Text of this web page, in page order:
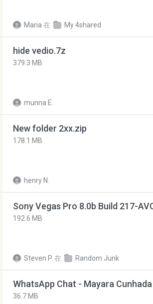
Maria 在 My 4shared
hide vedio.7z
379.3 MB
munna E.
New folder 2xx.zip
178.1 MB
henry N.
192.6 MB
Steven P. 在 Random Junk
WhatsApp Chat - Mayara
36.7 MB